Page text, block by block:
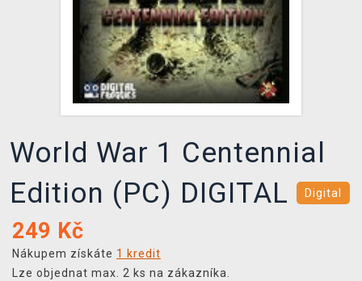
VÝKUP HER (BAZAR)
World War 1 Centennial
Edition (PC) DIGITAL
Digital
249 Kč
Nákupem získáte 1 kredit
Lze objednat max. 2 ks na zákazníka.